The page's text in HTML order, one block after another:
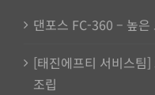
댄포스 FC-360 – 높은
[태진에프티 서비스팀
조립